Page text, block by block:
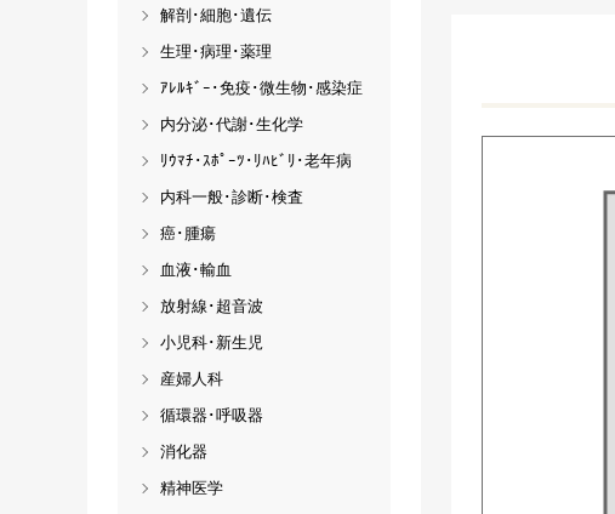
解剖･細胞･遺伝
生理･病理･薬理
ｱﾚﾙｷﾞｰ･免疫･微生物･感染症
内分泌･代謝･生化学
ﾘｳﾏﾁ･ｽﾎﾟｰﾂ･ﾘﾊﾋﾞﾘ･老年病
内科一般･診断･検査
癌･腫瘍
血液･輸血
放射線･超音波
小児科･新生児
産婦人科
循環器･呼吸器
消化器
精神医学